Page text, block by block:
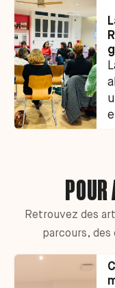
Retrouvez des
parcours, des